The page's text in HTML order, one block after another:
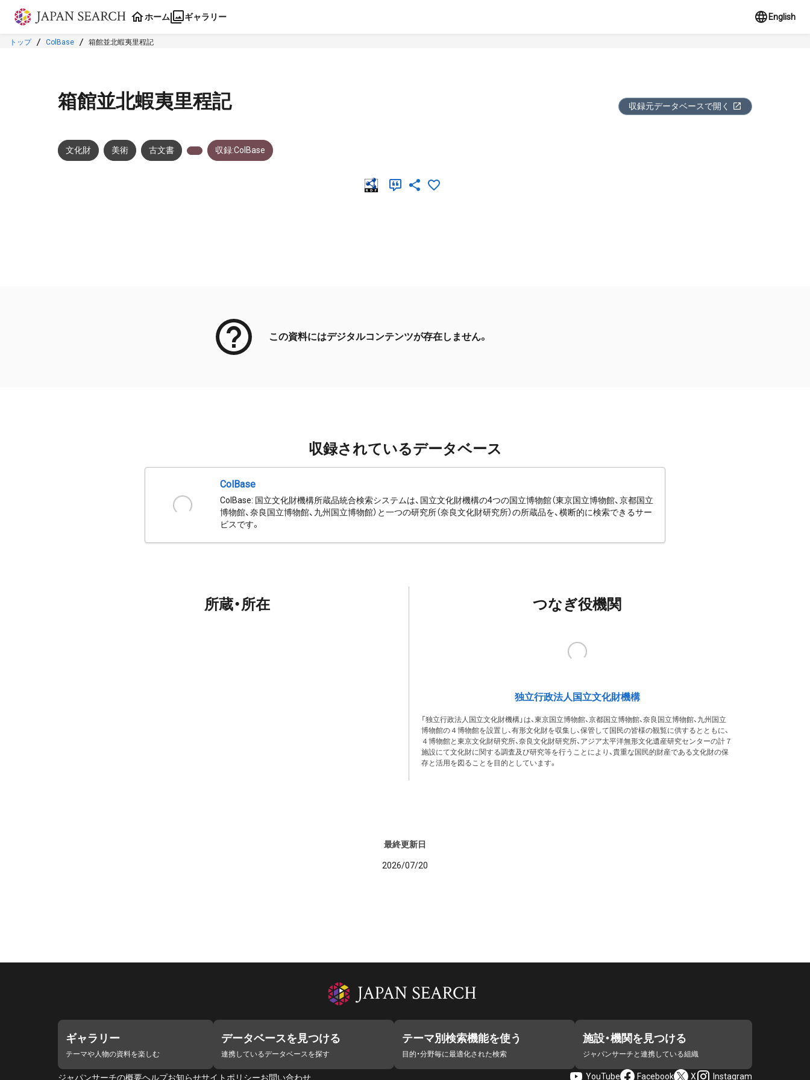
本文に飛ぶ
ホーム ギャラリー English
トップ ColBase 箱館並北蝦夷里程記
箱館並北蝦夷里程記 収録元データベースで開く
文化財 美術 古文書 収録:ColBase
この資料にはデジタルコンテンツが存在しません。
収録されているデータベース
ColBase
ColBase: 国立文化財機構所蔵品統合検索システムは、国立文化財機構の4つの国立博物館（東京国立博物館、京都国立
博物館、奈良国立博物館、九州国立博物館）と一つの研究所（奈良文化財研究所）の所蔵品を、横断的に検索できるサー
ビスです。
所蔵・所在 つなぎ役機関
独立行政法人国立文化財機構
「独立行政法人国立文化財機構」は、東京国立博物館、京都国立博物館、奈良国立博物館、九州国立
博物館の４博物館を設置し、有形文化財を収集し、保管して国民の皆様の観覧に供するとともに、
４博物館と東京文化財研究所、奈良文化財研究所、アジア太平洋無形文化遺産研究センターの計７
施設にて文化財に関する調査及び研究等を行うことにより、貴重な国民的財産である文化財の保
存と活用を図ることを目的としています。
最終更新日
2026/07/20
ギャラリー
テーマや人物の資料を楽しむ
データベースを見つける
連携しているデータベースを探す
テーマ別検索機能を使う
目的・分野毎に最適化された検索
施設・機関を見つける
ジャパンサーチと連携している組織
ジャパンサーチの概要ヘルプお知らせサイトポリシーお問い合わせ YouTube Facebook X Instagram